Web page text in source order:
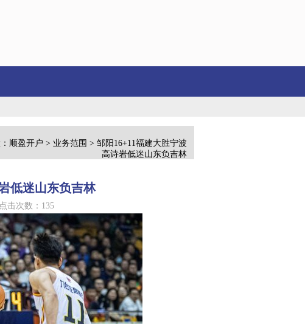
顺盈开户 > 业务范围 > 邹阳16+11福建大胜宁波
高诗岩低迷山东负吉林
低迷山东负吉林
击次数：135